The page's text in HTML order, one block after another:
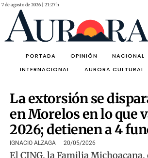
7 de agosto de 2026 | 21:27 h
PORTADA OPINIÓN NACIONAL
INTERNACIONAL
AURORA CULTURAL
La extorsión se
en Morelos en lo que
2026; detienen a 4
IGNACIO ALZAGA 20/05/2026
El CJNG, la Familia